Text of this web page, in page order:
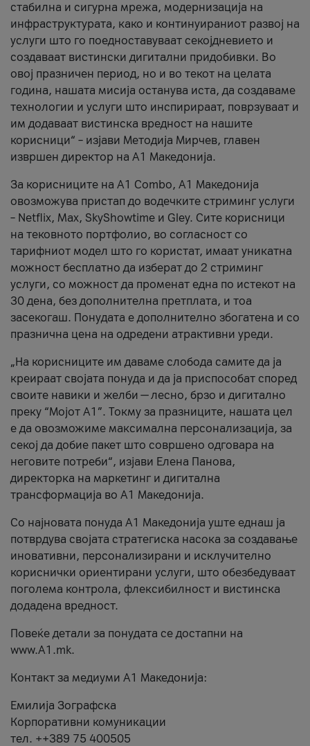
стабилна и сигурна мрежа, модернизација на
инфраструктурата, како и континуираниот развој на
услуги што го поедноставуваат секојдневието и
создаваат вистински дигитални придобивки. Во
овој празничен период, но и во текот на целата
година, нашата мисија останува иста, да создаваме
технологии и услуги што инспирираат, поврзуваат и
им додаваат вистинска вредност на нашите
корисници“ – изјави Методија Мирчев, главен
извршен директор на А1 Македонија.
За корисниците на A1 Combo, А1 Македонија
овозможува пристап до водечките стриминг услуги
– Netflix, Max, SkyShowtime и Gley. Сите корисници
на тековното портфолио, во согласност со
тарифниот модел што го користат, имаат уникатна
можност бесплатно да изберат до 2 стриминг
услуги, со можност да променат една по истекот на
30 дена, без дополнителна претплата, и тоа
засекогаш. Понудата е дополнително збогатена и со
празнична цена на одредени атрактивни уреди.
„На корисниците им даваме слобода самите да ја
креираат својата понуда и да ја приспособат според
своите навики и желби — лесно, брзо и дигитално
преку “Мојот А1”. Токму за празниците, нашата цел
е да овозможиме максимална персонализација, за
секој да добие пакет што совршено одговара на
неговите потреби“, изјави Елена Панова,
директорка на маркетинг и дигитална
трансформација во А1 Македонија.
Со најновата понуда А1 Македонија уште еднаш ја
потврдува својата стратегиска насока за создавање
иновативни, персонализирани и исклучително
кориснички ориентирани услуги, што обезбедуваат
поголема контрола, флексибилност и вистинска
додадена вредност.
Повеќе детали за понудата се достапни на
www.А1.mk.
Контакт за медиуми А1 Македонија:
Емилија Зографска
Корпоративни комуникации
тел. ++389 75 400505